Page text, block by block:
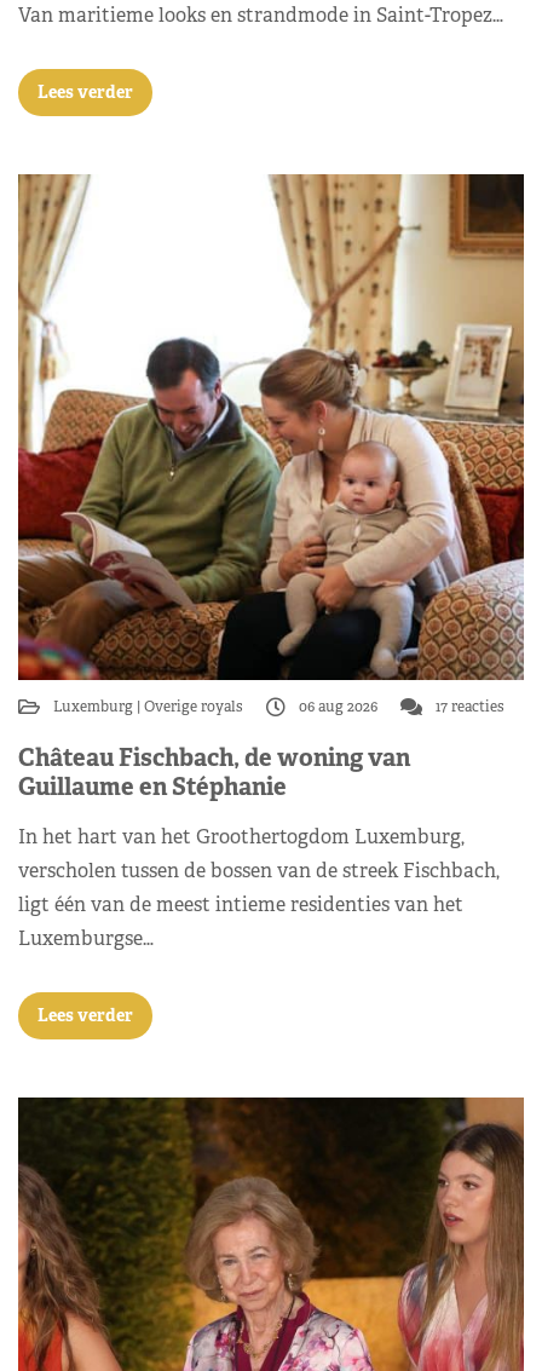
Van maritieme looks en strandmode in Saint-Tropez…
Lees verder
Luxemburg Overige royals 06 aug 2026 17 reacties
Château Fischbach, de woning van
Guillaume en Stéphanie
In het hart van het Groothertogdom Luxemburg,
verscholen tussen de bossen van de streek Fischbach,
ligt één van de meest intieme residenties van het
Luxemburgse…
Lees verder